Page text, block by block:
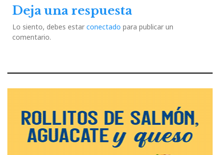
Deja una respuesta
Lo siento, debes estar conectado para publicar un
comentario.